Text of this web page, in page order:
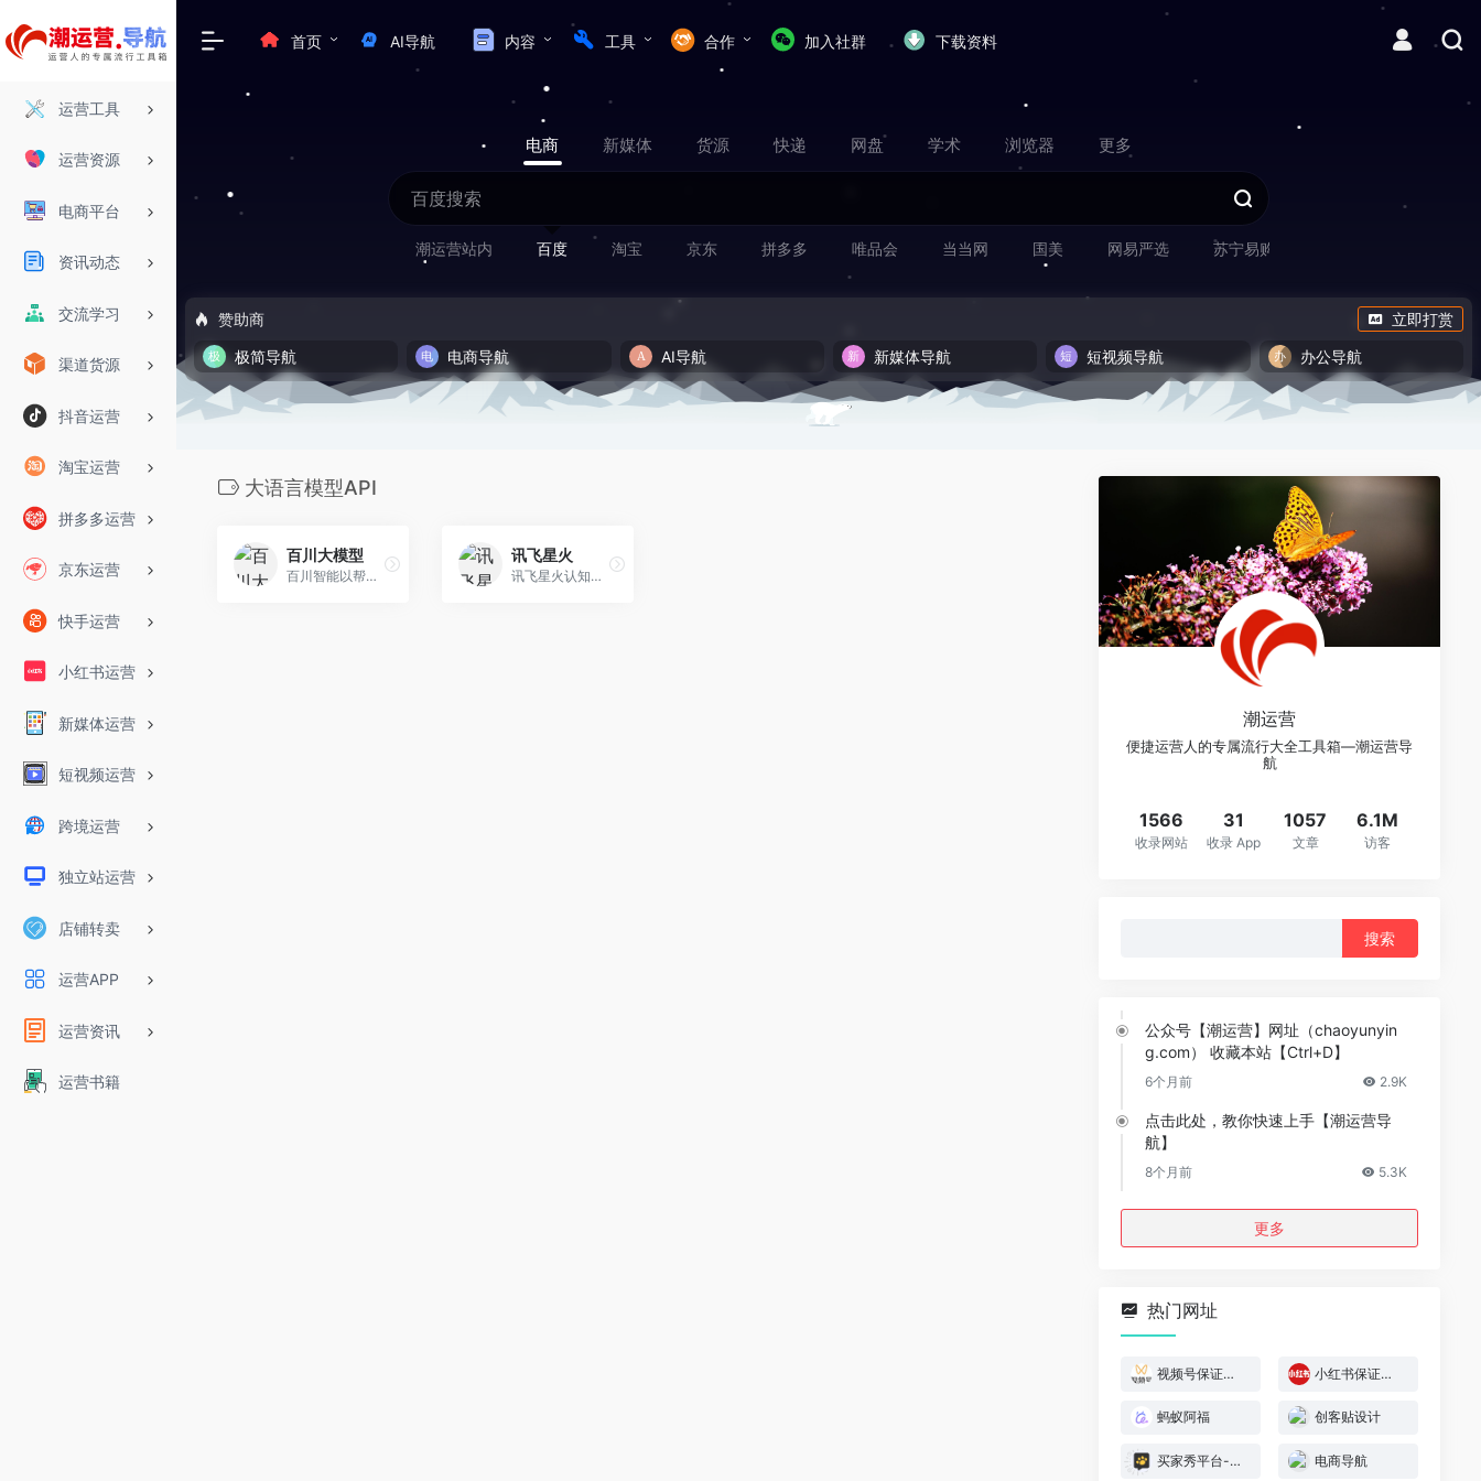
运营工具
运营资源
电商平台
资讯动态
交流学习
渠道货源
抖音运营
淘宝运营
拼多多运营
京东运营
快手运营
小红书运营
新媒体运营
短视频运营
跨境运营
独立站运营
店铺转卖
运营APP
运营资讯
运营书籍
首页 AI导航 内容 工具 合作 加入社群 下载资料
电商 新媒体 货源 快递 网盘 学术 浏览器 更多
潮运营站内 百度 淘宝 京东 拼多多 唯品会 当当网 国美 网易严选 苏宁易购
赞助商
立即打赏
极简导航
电商导航 AI导航 新媒体导航 短视频导航 办公导航
大语言模型API
百川大模型
百川智能以帮助大众轻松、普惠地获取世界知识和专业服务为使命，致力于通过语言AI的突破，构建中国最优秀的大模型底座。百川大模型，融合了意图理解、信息检索以及强化学习技术，结合有监督微调与人类意图对齐，在知识问答、文本创作领域表现突出。
讯飞星火
讯飞星火认知大模型，是由科大讯飞推出的新一代认知智能大模型，拥有跨领域的知识和语言理解能力，能够基于自然对话方式理解与执行任务，提供语言理解、知识问答、逻辑推理、数学题解答、代码理解与编写等多种能力。
潮运营
便捷运营人的专属流行大全工具箱—潮运营导
航
1566
收录网站
31
收录 App
1057
文章
6.1M
访客
公众号【潮运营】网址（chaoyunyin
g.com） 收藏本站【Ctrl+D】
6个月前 2.9K
点击此处，教你快速上手【潮运营导
航】
8个月前 5.3K
更多
热门网址
视频号保证金规则 小红书保证金规则
蚂蚁阿福 创客贴设计
买家秀平台-模特喵喵 电商导航